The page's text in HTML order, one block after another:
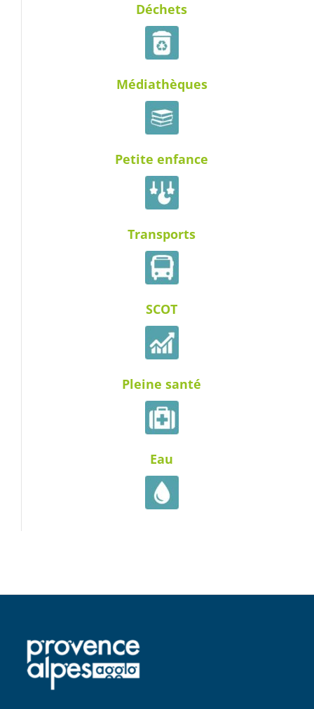
Déchets
Médiathèques
Petite enfance
Transports
SCOT
Pleine santé
Eau